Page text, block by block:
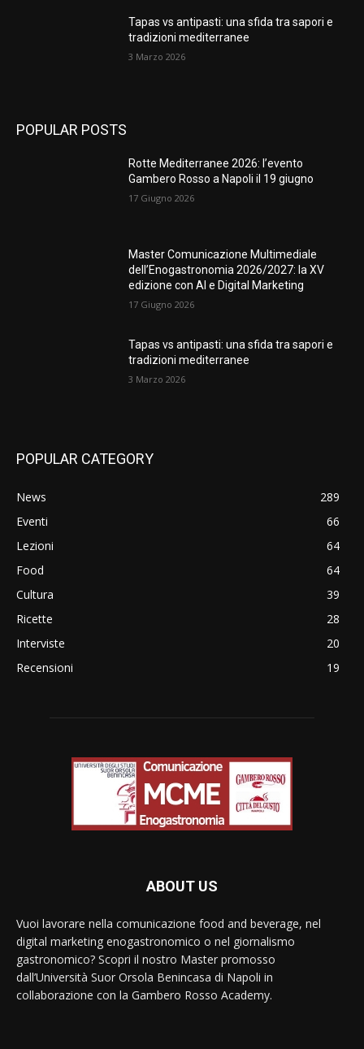
Tapas vs antipasti: una sfida tra sapori e
tradizioni mediterranee
3 Marzo 2026
POPULAR POSTS
Rotte Mediterranee 2026: l’evento
Gambero Rosso a Napoli il 19 giugno
17 Giugno 2026
Master Comunicazione Multimediale
dell’Enogastronomia 2026/2027: la XV
edizione con AI e Digital Marketing
17 Giugno 2026
Tapas vs antipasti: una sfida tra sapori e
tradizioni mediterranee
3 Marzo 2026
POPULAR CATEGORY
News
289
Eventi
66
Lezioni
64
Food
64
Cultura
39
Ricette
28
Interviste
20
Recensioni
19
ABOUT US
Vuoi lavorare nella comunicazione food and beverage, nel
digital marketing enogastronomico o nel giornalismo
gastronomico? Scopri il nostro Master promosso
dall’Università Suor Orsola Benincasa di Napoli in
collaborazione con la Gambero Rosso Academy.